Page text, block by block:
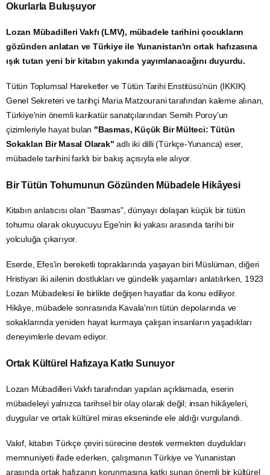
Okurlarla Buluşuyor
Lozan Mübadilleri Vakfı (LMV), mübadele tarihini çocukların
gözünden anlatan ve Türkiye ile Yunanistan'ın ortak hafızasına
ışık tutan yeni bir kitabın yakında yayımlanacağını duyurdu.
Tütün Toplumsal Hareketler ve Tütün Tarihi Enstitüsü'nün (IKKIK)
Genel Sekreteri ve tarihçi Maria Matzourani tarafından kaleme alınan,
Türkiye'nin önemli karikatür sanatçılarından Semih Poroy'un
çizimleriyle hayat bulan "Basmas, Küçük Bir Mülteci: Tütün
Sokakları Bir Masal Olarak" adlı iki dilli (Türkçe-Yunanca) eser,
mübadele tarihini farklı bir bakış açısıyla ele alıyor.
Bir Tütün Tohumunun Gözünden Mübadele Hikâyesi
Kitabın anlatıcısı olan "Basmas", dünyayı dolaşan küçük bir tütün
tohumu olarak okuyucuyu Ege'nin iki yakası arasında tarihi bir
yolculuğa çıkarıyor.
Eserde, Efes'in bereketli topraklarında yaşayan biri Müslüman, diğeri
Hristiyan iki ailenin dostlukları ve gündelik yaşamları anlatılırken, 1923
Lozan Mübadelesi ile birlikte değişen hayatlar da konu ediliyor.
Hikâye, mübadele sonrasında Kavala'nın tütün depolarında ve
sokaklarında yeniden hayat kurmaya çalışan insanların yaşadıkları
deneyimlerle devam ediyor.
Ortak Kültürel Hafızaya Katkı Sunuyor
Lozan Mübadilleri Vakfı tarafından yapılan açıklamada, eserin
mübadeleyi yalnızca tarihsel bir olay olarak değil; insan hikâyeleri,
duygular ve ortak kültürel miras ekseninde ele aldığı vurgulandı.
Vakıf, kitabın Türkçe çeviri sürecine destek vermekten duydukları
memnuniyeti ifade ederken, çalışmanın Türkiye ve Yunanistan
arasında ortak hafızanın korunmasına katkı sunan önemli bir kültürel